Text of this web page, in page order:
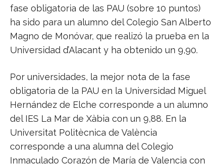
fase obligatoria de las PAU (sobre 10 puntos)
ha sido para un alumno del Colegio San Alberto
Magno de Monóvar, que realizó la prueba en la
Universidad d’Alacant y ha obtenido un 9,90.
Por universidades, la mejor nota de la fase
obligatoria de la PAU en la Universidad Miguel
Hernández de Elche corresponde a un alumno
del IES La Mar de Xàbia con un 9,88. En la
Universitat Politècnica de València
corresponde a una alumna del Colegio
Inmaculado Corazón de María de Valencia con